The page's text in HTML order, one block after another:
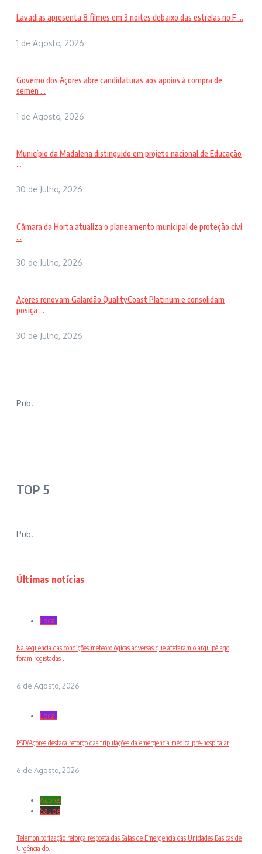
Lavadias apresenta 8 filmes em 3 noites debaixo das estrelas no F ...
1 de Agosto, 2026
Governo dos Açores abre candidaturas aos apoios à compra de
semen ...
1 de Agosto, 2026
Município da Madalena distinguido em projeto nacional de Educação
...
30 de Julho, 2026
Câmara da Horta atualiza o planeamento municipal de proteção civi
...
30 de Julho, 2026
Açores renovam Galardão QualityCoast Platinum e consolidam
posiçã ...
30 de Julho, 2026
Pub.
TOP 5
Pub.
Últimas notícias
Local
Na sequência das condições meteorológicas adversas que afetaram o arquipélago
foram registadas ...
6 de Agosto, 2026
Local
PSD/Açores destaca reforço das tripulações da emergência médica pré-hospitalar
6 de Agosto, 2026
Açores
Saude
Telemonitorização reforça resposta das Salas de Emergência das Unidades Básicas de
Urgência do...